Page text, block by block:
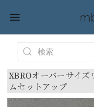
XBROオーバーサイ
ムセットアップ